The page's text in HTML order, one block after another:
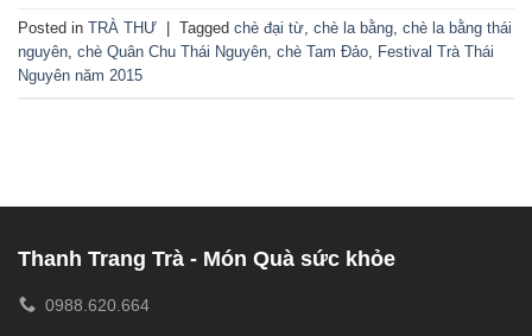
Posted in TRÀ THƯ Tagged chè đại từ, chè la bằng, chè la bằng thái
nguyên, chè Quân Chu Thái Nguyên, chè Tam Đảo, Festival Trà Thái
Nguyên năm 2015
Thanh Trang Trà - Món Quà sức khỏe
0988.620.664